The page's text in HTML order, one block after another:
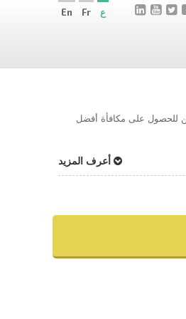
En Fr ع
للحصول على مكافأة أفضل
أعرف المزيد